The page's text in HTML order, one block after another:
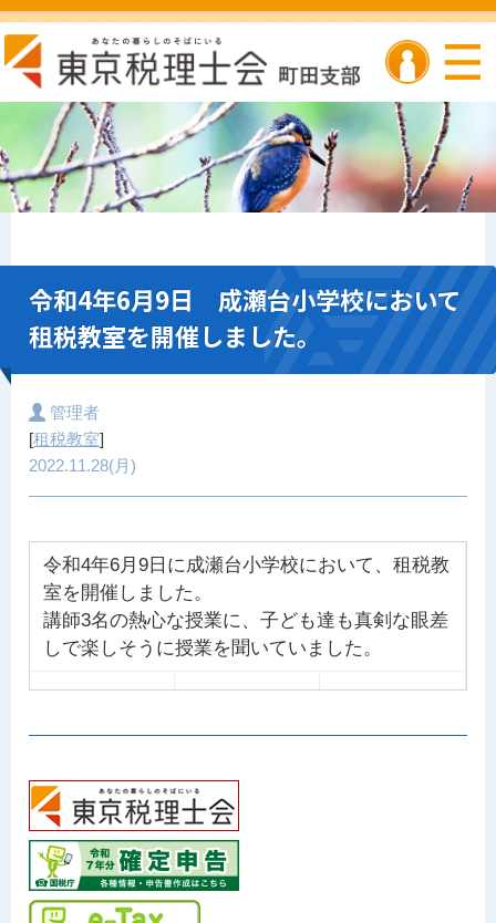
令和4年6月9日 成瀬台小学校において
租税教室を開催しました。
管理者
[租税教室]
2022.11.28(月)
令和4年6月9日に成瀬台小学校において、租税教
室を開催しました。
講師3名の熱心な授業に、子ども達も真剣な眼差
しで楽しそうに授業を聞いていました。